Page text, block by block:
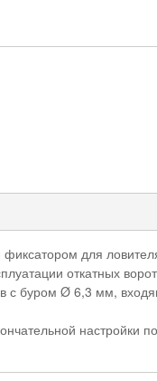
для
откатных
с буром Ø 6,3 мм,
настройки